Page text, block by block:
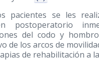
pacientes se les
postoperatorio
del codo y
de los arcos de
de rehabilitación a